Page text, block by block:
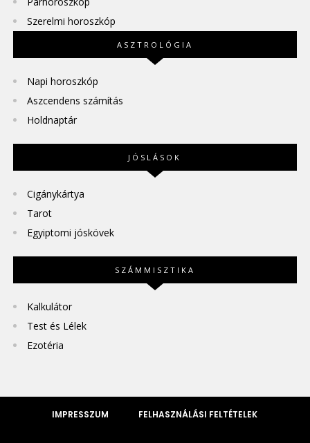
Szerelmi horoszkóp
ASZTROLÓGIA
Napi horoszkóp
Aszcendens számítás
Holdnaptár
JÓSLÁSOK
Cigánykártya
Tarot
Egyiptomi jóskövek
SZÁMMISZTIKA
Kalkulátor
Test és Lélek
Ezotéria
IMPRESSZUM FELHASZNÁLÁSI FELTÉTELEK